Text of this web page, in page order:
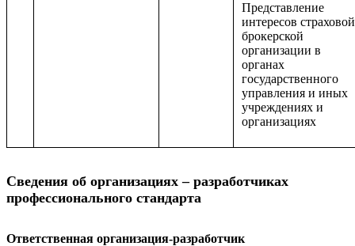
Представление
интересов страховой
брокерской
организации в
органах
государственного
управления и иных
учреждениях и
организациях
Сведения об организациях – разработчиках
профессионального стандарта
Ответственная организация-разработчик